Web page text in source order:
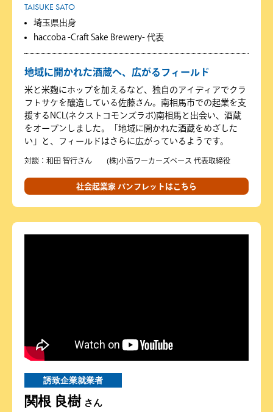
TAISUKE SATO
埼玉県出身
haccoba -Craft Sake Brewery- 代表
地域に開かれた酒蔵へ、広がるフィールド
米と米麹にホップを加えるなど、独自のアイディアでクラ
フトサケを醸造している佐藤さん。南相馬市での起業を支
援するNCL(ネクストコモンズラボ)南相馬と出会い、酒蔵
をオープンしました。「地域に開かれた酒蔵をめざした
い」と、フィールドはさらに広がっているようです。
対談：和田 智行さん (株)小高ワーカーズベース 代表取締役
社会起業家 パンフレットはこちら
誘致企業就業者
関根 良樹 さん